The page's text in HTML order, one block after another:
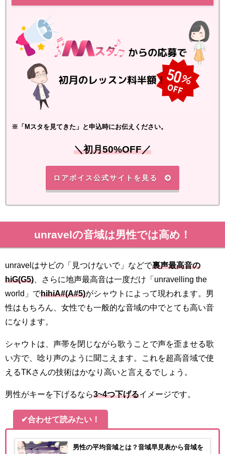
※「Mスタを見てきた」と申込時にお伝えください。
＼初月50%OFF／
ロアボイス公式サイトを見る
unravelの音域は男性では高め！
unravelはサビの「見つけないで」などで裏声最高音の
hiG(G5) 、さらに地声最高音は一度だけ「unravelling the
world」でhihiA#(A#5)がシャウトによって現われます。男
性はもちろん、女性でも一般的な音域の中でとても高い音
になります。
シャウトは、声帯を閉じながら歌うことで声を歪ませる歌
い方で、唸り声のように聞こえます。これを超高音域で使
えるTKさんの技術はかなり高いと言えるでしょう。
男性がキーを下げるなら3~4つ下げるイメージです。
✔合わせて読みたい！
男性の平均音域とは？音域早見表から音域を